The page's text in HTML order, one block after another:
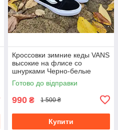
Кроссовки зимние кеды VANS
высокие на флисе со
шнурками Черно-белые
унисекс унисекс теплые
Готово до відправки
990 ₴ 1 500 ₴
Купити